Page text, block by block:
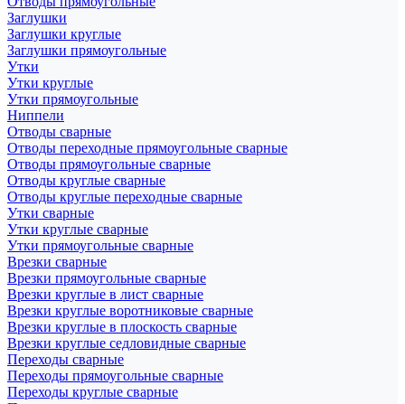
Заглушки
Заглушки круглые
Заглушки прямоугольные
Утки
Утки круглые
Утки прямоугольные
Ниппели
Отводы сварные
Отводы переходные прямоугольные сварные
Отводы прямоугольные сварные
Отводы круглые сварные
Отводы круглые переходные сварные
Утки сварные
Утки круглые сварные
Утки прямоугольные сварные
Врезки сварные
Врезки прямоугольные сварные
Врезки круглые в лист сварные
Врезки круглые воротниковые сварные
Врезки круглые в плоскость сварные
Врезки круглые седловидные сварные
Переходы сварные
Переходы прямоугольные сварные
Переходы круглые сварные